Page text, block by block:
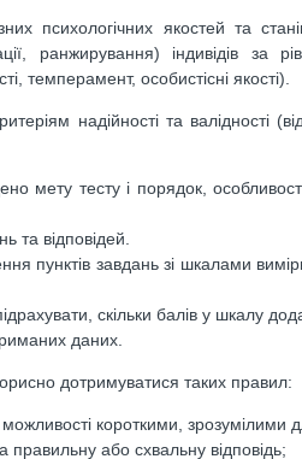
психологічних якостей та
ранжирування) індивідів
темперамент, особистісні якості).
надійності та валідності
мету тесту і порядок,
та відповідей.
пунктів завдань зі шкалами
скільки балів у шкалу
даних.
дотримуватися таких правил:
короткими, зрозумілими
правильну або схвальну відповідь;